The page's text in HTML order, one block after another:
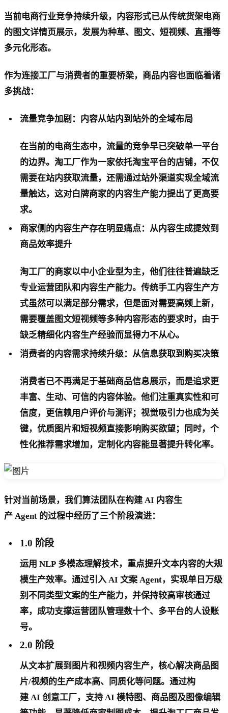
当前电商行业竞争持续升级，内容形式已从传统货架电商
的图文详情页展示，发展为种草、图文、短视频、直播等
多元化形态。
作为连接工厂与消费者的重要桥梁，商品内容也面临着诸
多挑战：
流量竞争加剧：内容从站内到站外的全域布局
在当前的电商生态中，流量的竞争早已突破单一平台
的边界。淘工厂作为一家依托淘宝平台的店铺，不仅
需要在站内获取流量，还需通过站外渠道实现全域流
量触达，这对白牌商家的内容生产能力提出了更高要
求。
商家侧的内容生产存在明显痛点：从内容生成提效到
商品效率提升
淘工厂的商家以中小企业型为主，他们往往普遍缺乏
专业运营团队和内容生产能力。传统手工内容生产方
式虽然可以满足部分需求，但是面对需要高频上新，
需要覆盖图文短视频等多种内容形态的要求时，由于
缺乏精细化内容生产经验而显得力不从心。
消费者的内容需求持续升级：从信息获取到购买决策
消费者已不再满足于基础商品信息展示，而是追求更
丰富、生动、可信的内容体验。他们注重真实性和可
信度，更信赖用户评价与测评；视觉吸引力也成为关
键，优质图片和短视频直接影响购买欲望；同时，个
性化推荐需求增加，定制化内容能显著提升转化率。
针对当前场景，我们算法团队在构建 AI 内容生
产 Agent 的过程中经历了三个阶段演进：
1.0 阶段
运用 NLP 多模态理解技术，重点提升文本内容的大规
模生产效率。通过引入 AI 文案 Agent，实现单日万级
别不同类型文案的生产能力，并保持较高审核通过
率，成功支撑运营团队管理数十个、多平台的人设账
号。
2.0 阶段
从文本扩展到图片和视频内容生产，核心解决商品图
片/视频的生产成本高、同质化等问题。通过构
建 AI 创意工厂，支持 AI 模特图、商品图及图像编辑